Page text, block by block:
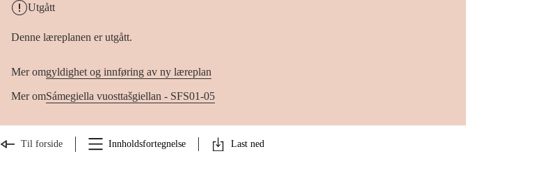
Utgått
Denne læreplanen er utgått.
Mer omgyldighet og innføring av ny læreplan
Mer omSámegiella vuosttašgiellan - SFS01-05
Til forside Innholdsfortegnelse Last ned